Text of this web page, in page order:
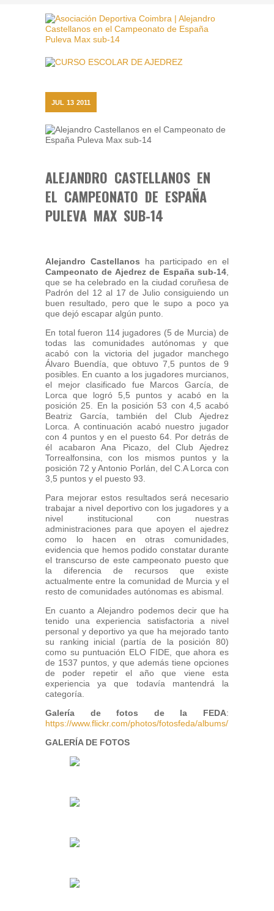
JUL 13 2011
ALEJANDRO CASTELLANOS EN
EL CAMPEONATO DE ESPAÑA
PULEVA MAX SUB-14
Alejandro Castellanos ha participado en el
Campeonato de Ajedrez de España sub-14
que se ha celebrado en la ciudad coruñesa de
Padrón del 12 al 17 de Julio consiguiendo un
buen resultado, pero que le supo a poco ya
que dejó escapar algún punto.
En total fueron 114 jugadores (5 de Murcia) de
todas las comunidades autónomas y que
acabó con la victoria del jugador manchego
Álvaro Buendía, que obtuvo 7,5 puntos de 9
posibles. En cuanto a los jugadores murcianos,
el mejor clasificado fue Marcos García, de
Lorca que logró 5,5 puntos y acabó en la
posición 25. En la posición 53 con 4,5 acabó
Beatriz García, también del Club Ajedrez
Lorca. A continuación acabó nuestro jugador
con 4 puntos y en el puesto 64. Por detrás de
él acabaron Ana Picazo, del Club Ajedrez
Torrealfonsina, con los mismos puntos y la
posición 72 y Antonio Porlán, del C.A Lorca con
3,5 puntos y el puesto 93.
Para mejorar estos resultados será necesario
trabajar a nivel deportivo con los jugadores y a
nivel institucional con nuestras
administraciones para que apoyen el ajedrez
como lo hacen en otras comunidades,
evidencia que hemos podido constatar durante
el transcurso de este campeonato puesto que
la diferencia de recursos que existe
actualmente entre la comunidad de Murcia y el
resto de comunidades autónomas es abismal.
En cuanto a Alejandro podemos decir que ha
tenido una experiencia satisfactoria a nivel
personal y deportivo ya que ha mejorado tanto
su ranking inicial (partía de la posición 80)
como su puntuación ELO FIDE, que ahora es
de 1537 puntos, y que además tiene opciones
de poder repetir el año que viene esta
experiencia ya que todavía mantendrá la
categoría.
Galería de fotos de la FEDA:
https://www.flickr.com/photos/fotosfeda/albums/
GALERÍA DE FOTOS